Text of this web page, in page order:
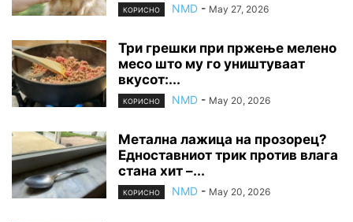
КОРИСНО NMD - May 27, 2026
Три грешки при пржење мелено
месо што му го уништуваат
вкусот:...
КОРИСНО NMD - May 20, 2026
Метална лажица на прозорец?
Едноставниот трик против влага
стана хит –...
КОРИСНО NMD - May 20, 2026